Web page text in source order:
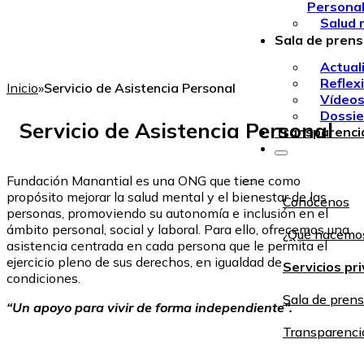
Personal
Salud
Sala de
Vídeos
Conócenos
¿Qué
Servicios
Sala de
Inicio»Servicio de Asistencia Personal
Servicio de Asistencia Personal
Fundación Manantial es una ONG que tiene como
propósito mejorar la salud mental y el bienestar de las
personas, promoviendo su autonomía e inclusión en el
ámbito personal, social y laboral. Para ello, ofrecemos una
asistencia centrada en cada persona que le permita el
ejercicio pleno de sus derechos, en igualdad de
condiciones.
“Un apoyo para vivir de forma independiente”.